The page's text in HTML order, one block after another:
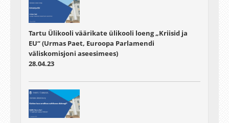
Tartu Ülikooli väärikate ülikooli loeng „Kriisid ja
EU“ (Urmas Paet, Euroopa Parlamendi
väliskomisjoni aseesimees)
28.04.23